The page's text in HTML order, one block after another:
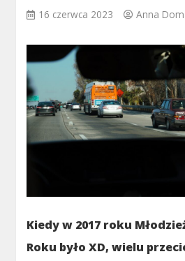
16 czerwca 2023 Anna
Kiedy w 2017 roku
Roku było XD, wielu